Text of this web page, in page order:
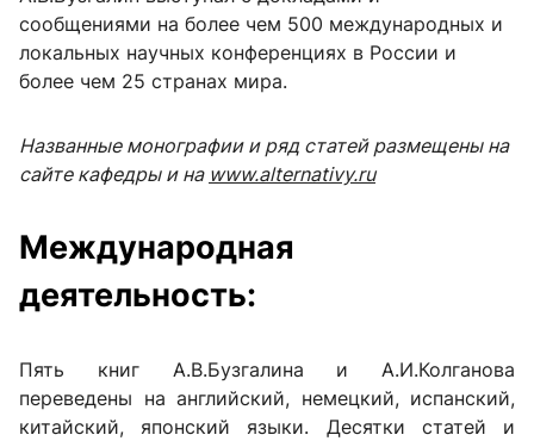
сообщениями на более чем 500 международных и
локальных научных конференциях в России и
более чем 25 странах мира.
Названные монографии и ряд статей размещены на
сайте кафедры и на www.alternativy.ru
Международная
деятельность:
Пять книг А.В.Бузгалина и А.И.Колганова
переведены на английский, немецкий, испанский,
китайский, японский языки. Десятки статей и